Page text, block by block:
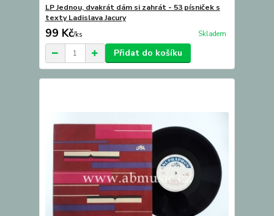
LP Jednou, dvakrát dám si zahrát - 53 písniček s
texty Ladislava Jacury
99 Kč/ks Skladem
Přidat do košíku